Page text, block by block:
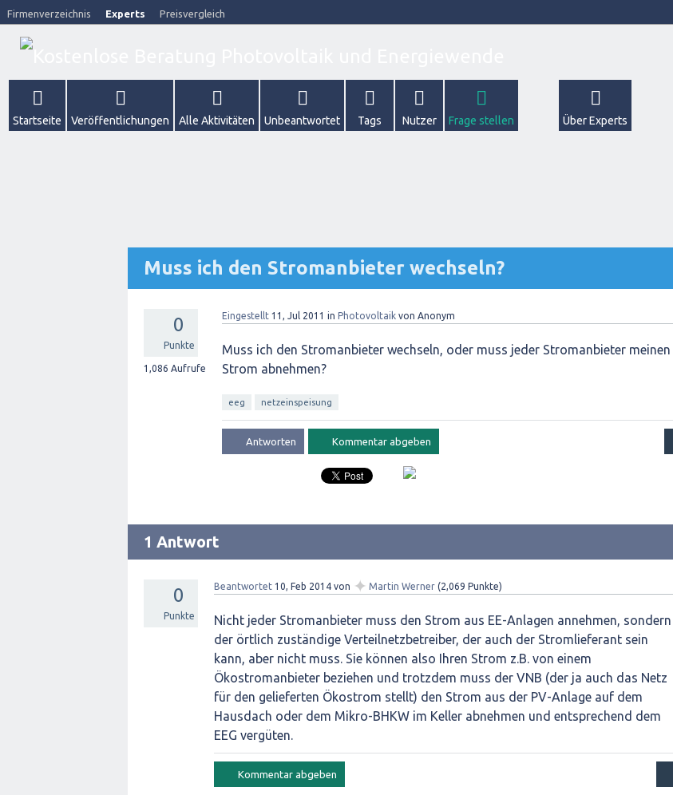
Firmenverzeichnis Experts Preisvergleich
Startseite Veröffentlichungen Alle Aktivitäten Unbeantwortet Tags Nutzer Frage stellen Über Experts
Muss ich den Stromanbieter wechseln?
0
Punkte
1,086 Aufrufe
Eingestellt 11, Jul 2011 in Photovoltaik von Anonym
Muss ich den Stromanbieter wechseln, oder muss jeder Stromanbieter meinen
Strom abnehmen?
eeg netzeinspeisung
1 Antwort
0
Punkte
Beantwortet 10, Feb 2014 von ✦ Martin Werner (2,069 Punkte)
Nicht jeder Stromanbieter muss den Strom aus EE-Anlagen annehmen, sondern
der örtlich zuständige Verteilnetzbetreiber, der auch der Stromlieferant sein
kann, aber nicht muss. Sie können also Ihren Strom z.B. von einem
Ökostromanbieter beziehen und trotzdem muss der VNB (der ja auch das Netz
für den gelieferten Ökostrom stellt) den Strom aus der PV-Anlage auf dem
Hausdach oder dem Mikro-BHKW im Keller abnehmen und entsprechend dem
EEG vergüten.